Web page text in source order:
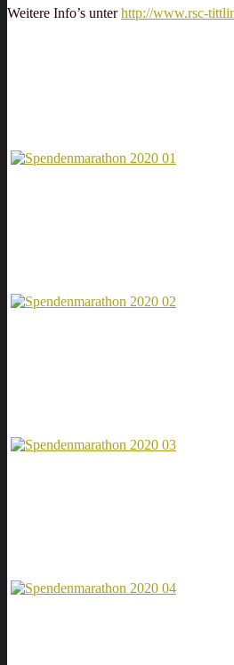
Weitere Info’s unterhttp://www.rsc-